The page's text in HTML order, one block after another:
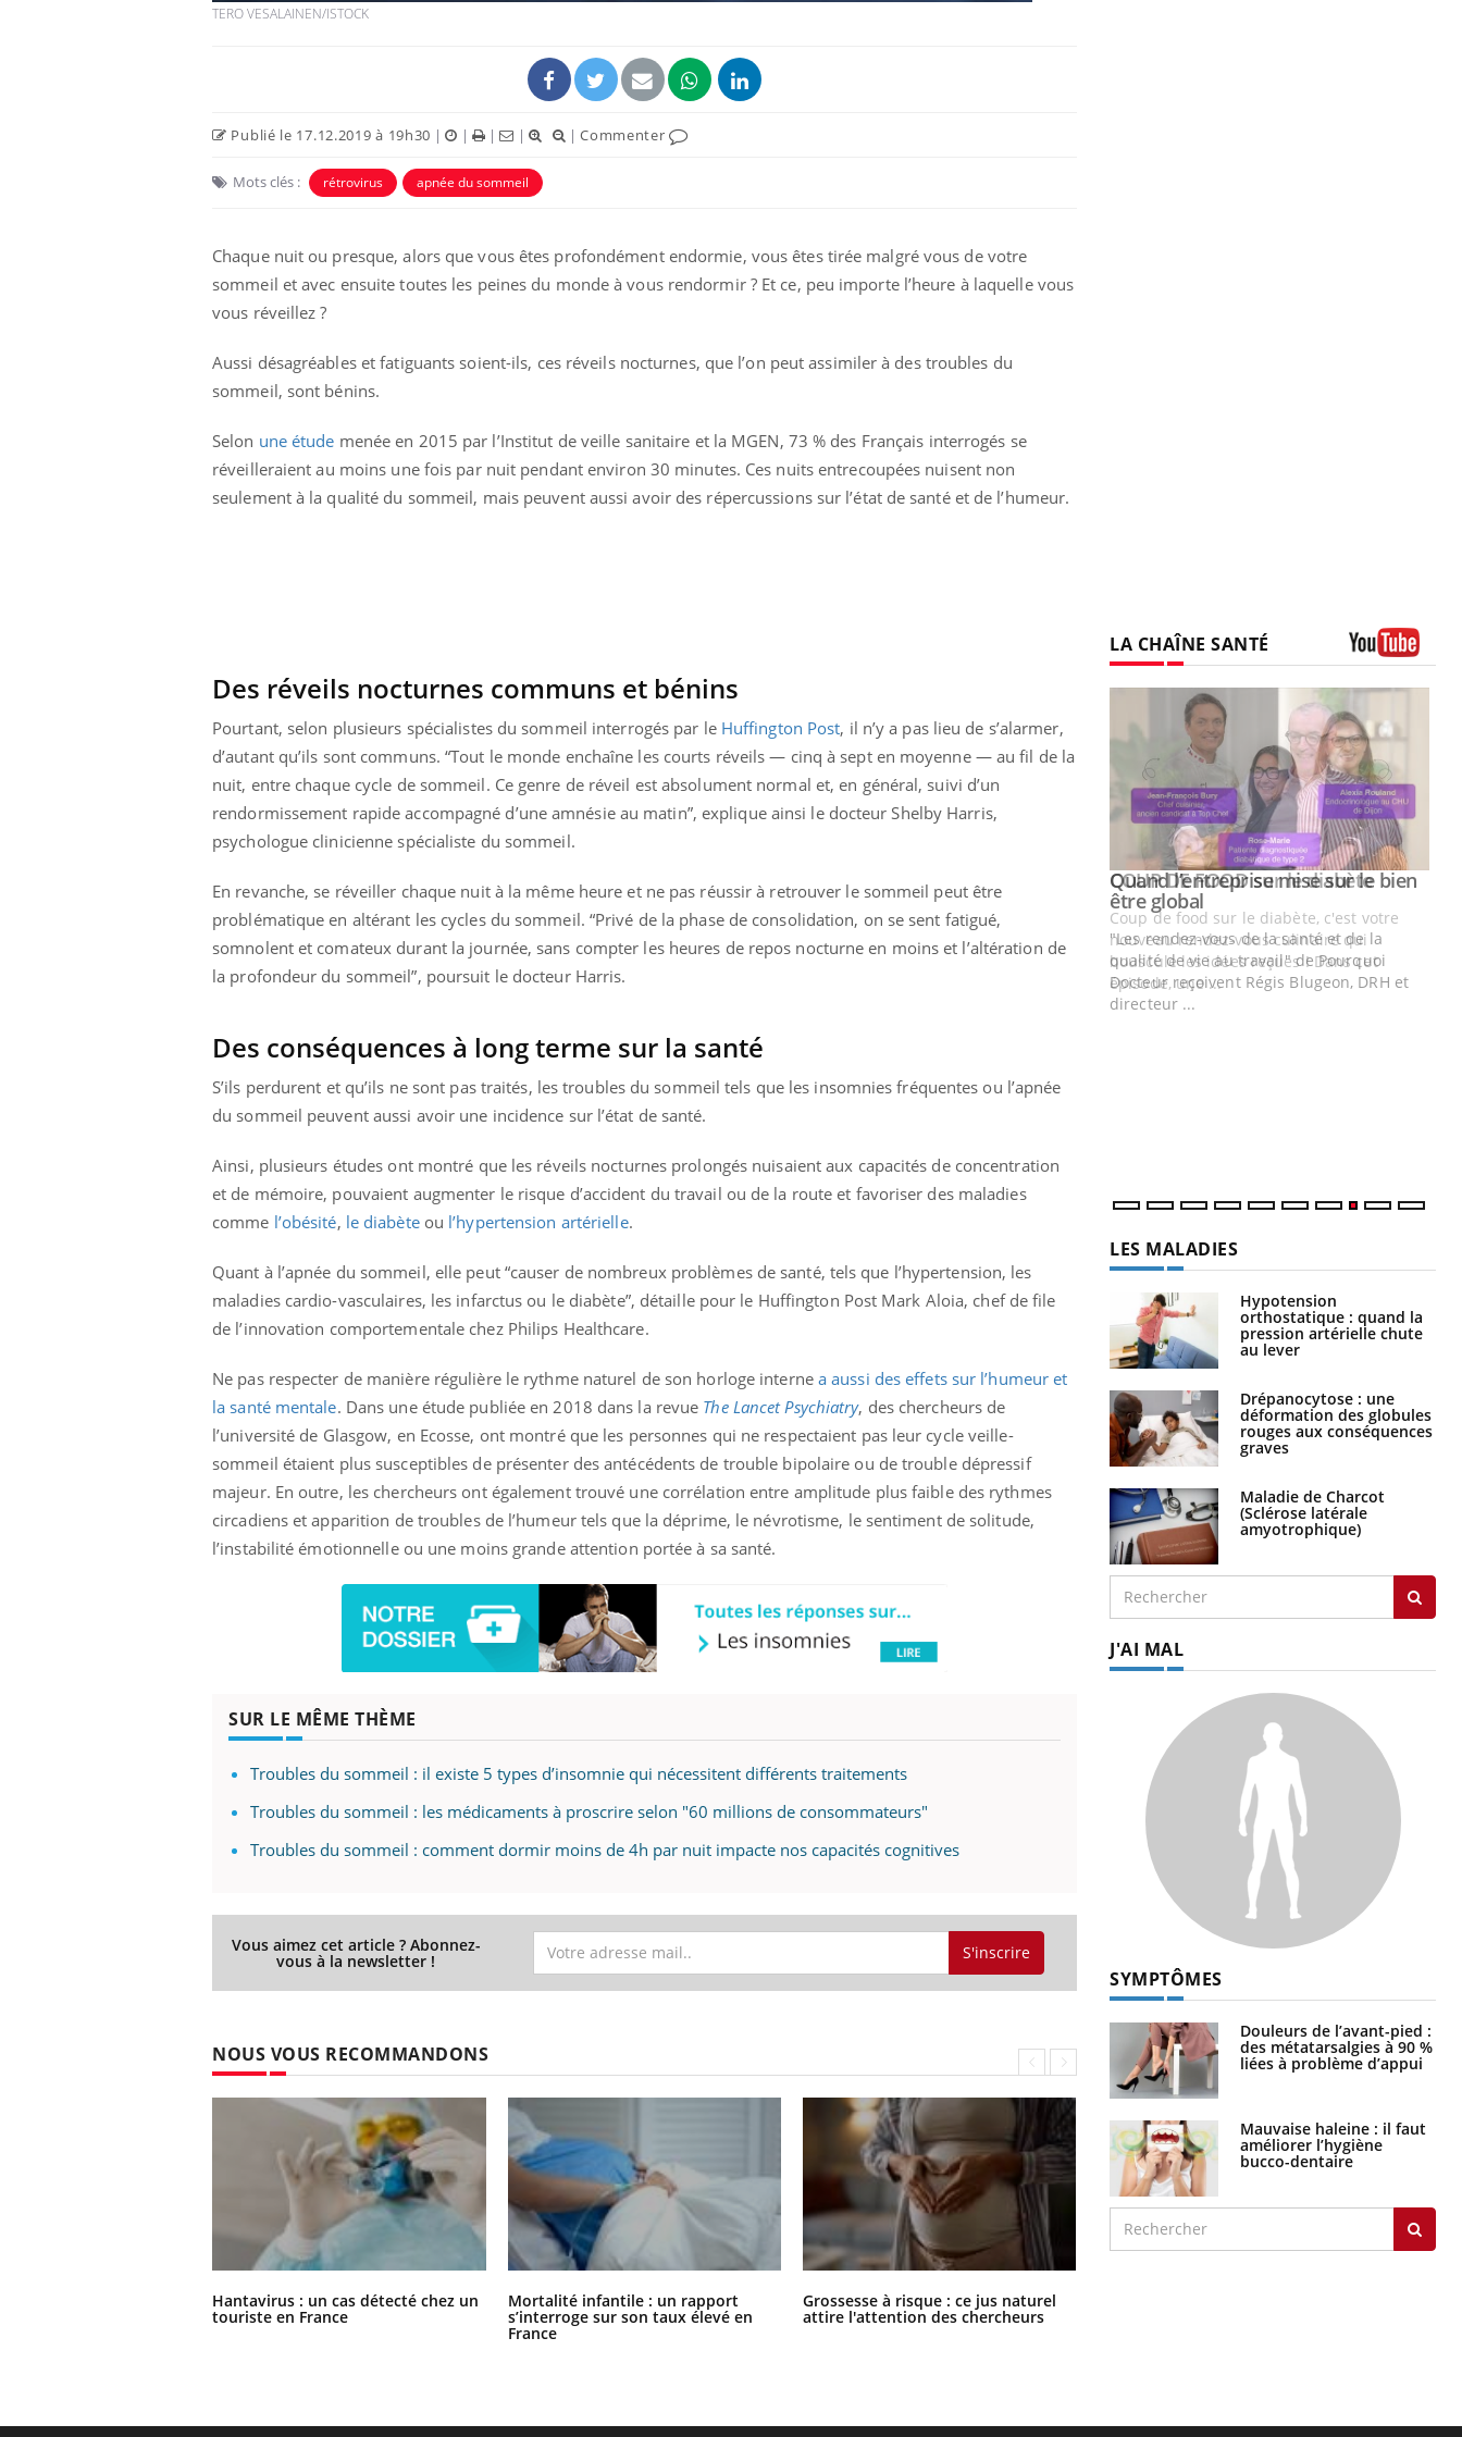
TERO VESALAINEN/ISTOCK
Publié le 17.12.2019 à 19h30 | | | | |Commenter
Mots clés : rétrovirus apnée du sommeil
Chaque nuit ou presque, alors que vous êtes profondément endormie, vous êtes tirée malgré vous de votre
sommeil et avec ensuite toutes les peines du monde à vous rendormir ? Et ce, peu importe l’heure à laquelle vous
vous réveillez ?
Aussi désagréables et fatiguants soient-ils, ces réveils nocturnes, que l’on peut assimiler à des troubles du
sommeil, sont bénins.
Selon une étude menée en 2015 par l’Institut de veille sanitaire et la MGEN, 73 % des Français interrogés se
réveilleraient au moins une fois par nuit pendant environ 30 minutes. Ces nuits entrecoupées nuisent non
seulement à la qualité du sommeil, mais peuvent aussi avoir des répercussions sur l’état de santé et de l’humeur.
Des réveils nocturnes communs et bénins
Pourtant, selon plusieurs spécialistes du sommeil interrogés par le Huffington Post, il n’y a pas lieu de s’alarmer,
d’autant qu’ils sont communs. “Tout le monde enchaîne les courts réveils — cinq à sept en moyenne — au fil de la
nuit, entre chaque cycle de sommeil. Ce genre de réveil est absolument normal et, en général, suivi d’un
rendormissement rapide accompagné d’une amnésie au matin”, explique ainsi le docteur Shelby Harris,
psychologue clinicienne spécialiste du sommeil.
En revanche, se réveiller chaque nuit à la même heure et ne pas réussir à retrouver le sommeil peut être
problématique en altérant les cycles du sommeil. “Privé de la phase de consolidation, on se sent fatigué,
somnolent et comateux durant la journée, sans compter les heures de repos nocturne en moins et l’altération de
la profondeur du sommeil”, poursuit le docteur Harris.
Des conséquences à long terme sur la santé
S’ils perdurent et qu’ils ne sont pas traités, les troubles du sommeil tels que les insomnies fréquentes ou l’apnée
du sommeil peuvent aussi avoir une incidence sur l’état de santé.
Ainsi, plusieurs études ont montré que les réveils nocturnes prolongés nuisaient aux capacités de concentration
et de mémoire, pouvaient augmenter le risque d’accident du travail ou de la route et favoriser des maladies
comme l’obésité, le diabèteou l’hypertension artérielle.
Quant à l’apnée du sommeil, elle peut “causer de nombreux problèmes de santé, tels que l’hypertension, les
maladies cardio-vasculaires, les infarctus ou le diabète”, détaille pour le Huffington Post Mark Aloia, chef de file
de l’innovation comportementale chez Philips Healthcare.
Ne pas respecter de manière régulière le rythme naturel de son horloge interne a aussi des effets sur l’humeur et
la santé mentale. Dans une étude publiée en 2018 dans la revue The Lancet Psychiatry, des chercheurs de
l’université de Glasgow, en Ecosse, ont montré que les personnes qui ne respectaient pas leur cycle veille-
sommeil étaient plus susceptibles de présenter des antécédents de trouble bipolaire ou de trouble dépressif
majeur. En outre, les chercheurs ont également trouvé une corrélation entre amplitude plus faible des rythmes
circadiens et apparition de troubles de l’humeur tels que la déprime, le névrotisme, le sentiment de solitude,
l’instabilité émotionnelle ou une moins grande attention portée à sa santé.
SUR LE MÊME THÈME
Troubles du sommeil : il existe 5 types d’insomnie qui nécessitent différents traitements
Troubles du sommeil : les médicaments à proscrire selon "60 millions de consommateurs"
Troubles du sommeil : comment dormir moins de 4h par nuit impacte nos capacités cognitives
Vous aimez cet article ? Abonnez-
vous à la newsletter ! S'inscrire
NOUS VOUS RECOMMANDONS
Hantavirus : un cas détecté chez un
touriste en France
Mortalité infantile : un rapport
s’interroge sur son taux élevé en
France
Grossesse à risque : ce jus naturel
attire l'attention des chercheurs
LA CHAÎNE SANTÉ
Diabète & Ramadan 2026 Youtube
Le Ramadan approche, et, pour de
nombreuses personnes atteintes de
défis, mais ...
Youtube
Un « jumeau numérique » pour
faciliter l’accès à la médecine
préventiveYoutube
Un établissement lié à un groupe
mutualiste innove en matière de bilan de
COUP DE FOOD sur le diabète Youtube
Coup de food sur le diabète, c'est votre
nouveau rendez-vous culinaire qui
Youtube
Quand l’entreprise mise sur le bien
être globalYoutube
"Les rendez-vous de la santé et de la
qualité de vie au travail" de Pourquoi
Docteur reçoivent Régis Blugeon, DRH et
directeur ...
LES MALADIES
Hypotension
orthostatique : quand la
pression artérielle chute
au lever
Drépanocytose : une
déformation des globules
rouges aux conséquences
graves
Maladie de Charcot
(Sclérose latérale
amyotrophique)
J'AI MAL
SYMPTÔMES
Douleurs de l’avant-pied :
des métatarsalgies à 90 %
liées à problème d’appui
Mauvaise haleine : il faut
améliorer l’hygiène
bucco-dentaire